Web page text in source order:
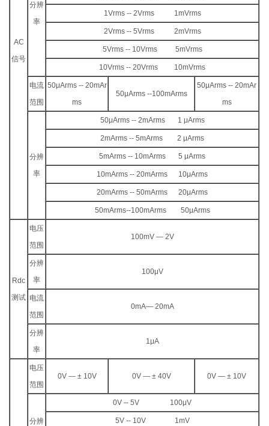
AC
信号
分辨
率
1Vrms -- 2Vrms 1mVrms
2Vrms -- 5Vrms 2mVrms
5Vrms -- 10Vrms 5mVrms
10Vrms -- 20Vrms 10mVrms
电流
范围
50μArms -- 20mAr
ms
50μArms --100mArms
50μArms -- 20mAr
ms
分辨
率
50μArms -- 2mArms 1 μArms
2mArms -- 5mArms 2 μArms
5mArms -- 10mArms 5 μArms
10mArms -- 20mArms 10μArms
20mArms -- 50mArms 20μArms
50mArms--100mArms 50μArms
Rdc
测试
电压
范围
100mV — 2V
分辨
率
100μV
电流
范围
0mA— 20mA
分辨
率
1μA
电压
范围
0V — ± 10V 0V — ± 40V 0V — ± 10V
分辨
0V -- 5V 100μV
5V -- 10V 1mV